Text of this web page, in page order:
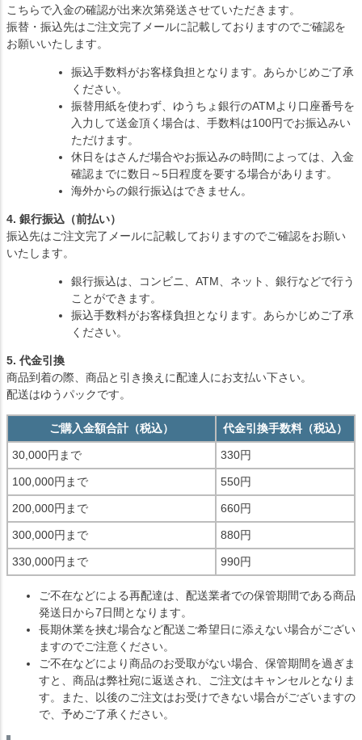
こちらで入金の確認が出来次第発送させていただきます。
振替・振込先はご注文完了メールに記載しておりますのでご確認を
お願いいたします。
振込手数料がお客様負担となります。あらかじめご了承
ください。
振替用紙を使わず、ゆうちょ銀行のATMより口座番号を
入力して送金頂く場合は、手数料は100円でお振込みい
ただけます。
休日をはさんだ場合やお振込みの時間によっては、入金
確認までに数日～5日程度を要する場合があります。
海外からの銀行振込はできません。
4. 銀行振込（前払い）
振込先はご注文完了メールに記載しておりますのでご確認をお願い
いたします。
銀行振込は、コンビニ、ATM、ネット、銀行などで行う
ことができます。
振込手数料がお客様負担となります。あらかじめご了承
ください。
5. 代金引換
商品到着の際、商品と引き換えに配達人にお支払い下さい。
配送はゆうパックです。
ご購入金額合計（税込） 代金引換手数料（税込）
30,000円まで 330円
100,000円まで 550円
200,000円まで 660円
300,000円まで 880円
330,000円まで 990円
ご不在などによる再配達は、配送業者での保管期間である商品
発送日から7日間となります。
長期休業を挟む場合など配送ご希望日に添えない場合がござい
ますのでご注意ください。
ご不在などにより商品のお受取がない場合、保管期間を過ぎま
すと、商品は弊社宛に返送され、ご注文はキャンセルとなりま
す。また、以後のご注文はお受けできない場合がございますの
で、予めご了承ください。